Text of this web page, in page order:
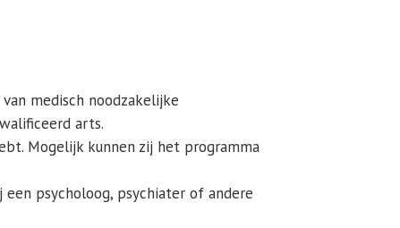
medisch noodzakelijke
arts.
Mogelijk kunnen zij het programma
psycholoog, psychiater of andere